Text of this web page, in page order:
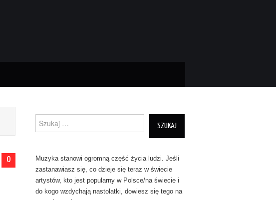
0
Szukanie dla:
Muzyka stanowi ogromną część życia ludzi. Jeśli
zastanawiasz się, co dzieje się teraz w świecie
artystów, kto jest popularny w Polsce/na świecie i
do kogo wzdychają nastolatki, dowiesz się tego na